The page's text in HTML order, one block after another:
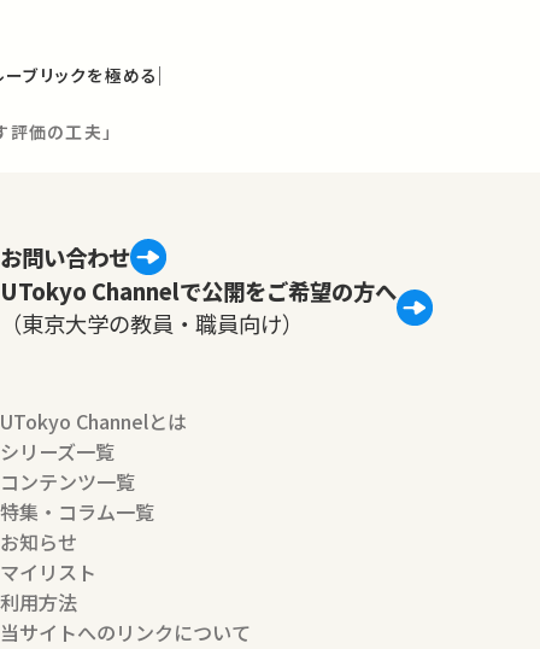
ブリックを極める
評価の工夫」
お問い合わせ
UTokyo Channelで公開をご希望の方へ
（東京大学の教員・職員向け）
UTokyo Channelとは
シリーズ一覧
コンテンツ一覧
特集・コラム一覧
お知らせ
マイリスト
利用方法
当サイトへのリンクについて